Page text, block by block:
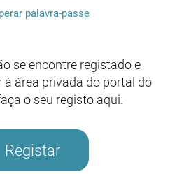
palavra-passe
se encontre registado e
à área privada do portal do
o seu registo aqui.
Registar